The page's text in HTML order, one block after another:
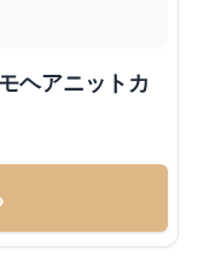
ヘアニットカ